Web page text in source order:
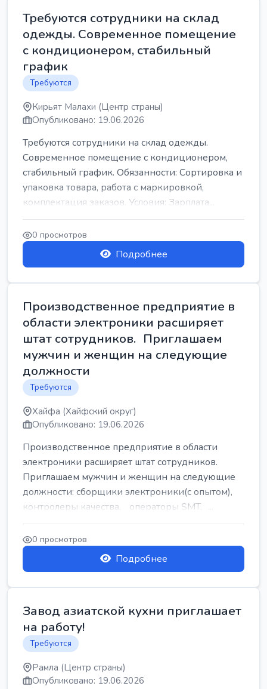
Требуются сотрудники на склад
одежды. Современное помещение
с кондиционером, стабильный
график
Требуются
Кирьят Малахи (Центр страны)
Опубликовано: 19.06.2026
Требуются сотрудники на склад одежды.
Современное помещение с кондиционером,
стабильный график. Обязанности: Сортировка и
упаковка товара, работа с маркировкой,
комплектация заказов. Условия: Зарплата...
0 просмотров
Подробнее
Производственное предприятие в
области электроники расширяет
штат сотрудников. Приглашаем
мужчин и женщин на следующие
должности
Требуются
Хайфа (Хайфский округ)
Опубликовано: 19.06.2026
Производственное предприятие в области
электроники расширяет штат сотрудников.
Приглашаем мужчин и женщин на следующие
должности: сборщики электроники(с опытом),
контролеры качества, операторы SMT, ...
0 просмотров
Подробнее
Завод азиатской кухни приглашает
на работу!
Требуются
Рамла (Центр страны)
Опубликовано: 19.06.2026